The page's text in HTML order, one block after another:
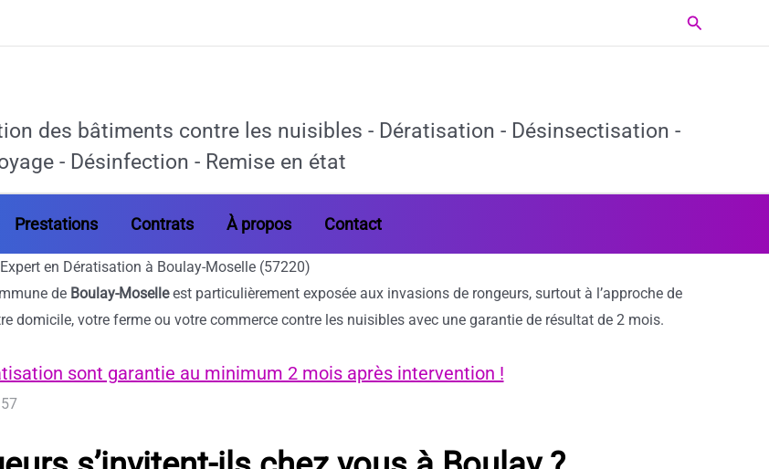
Rechercher
des bâtiments contre les nuisibles - Dératisation - Désinsectisation -
- Désinfection - Remise en état
Prestations Contrats À propos Contact
Expert en Dératisation à Boulay-Moselle (57220)
de Boulay-Moselleest particulièrement exposée aux invasions de rongeurs, surtout à l’approche de
domicile, votre ferme ou votre commerce contre les nuisibles avec une garantie de résultat de 2 mois.
sont garantie au minimum 2 mois après intervention !